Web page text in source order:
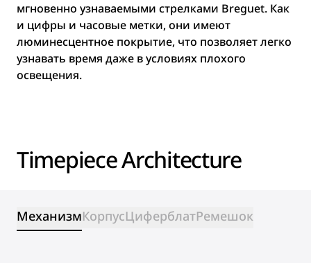
мгновенно узнаваемыми стрелками Breguet. Как
и цифры и часовые метки, они имеют
люминесцентное покрытие, что позволяет легко
узнавать время даже в условиях плохого
освещения.
Timepiece Architecture
МеханизмКорпусЦиферблатРемешок